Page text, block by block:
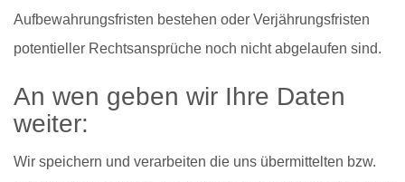
Aufbewahrungsfristen bestehen oder Verjährungsfristen
potentieller Rechtsansprüche noch nicht abgelaufen sind.
An wen geben wir Ihre Daten
weiter:
Wir speichern und verarbeiten die uns übermittelten bzw.